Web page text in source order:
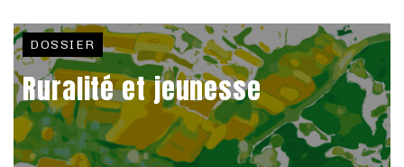
DOSSIER
Ruralité et jeunesse